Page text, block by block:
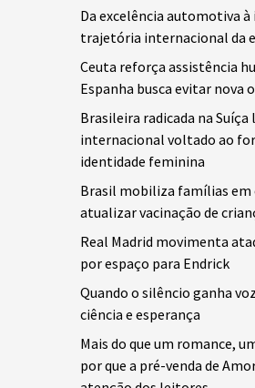
Da excelência automotiva
trajetória internacional da
Ceuta reforça assistência
Espanha busca evitar nova
Brasileira radicada na
internacional voltado ao
identidade feminina
Brasil mobiliza famílias em
atualizar vacinação de
Real Madrid movimenta
por espaço para Endrick
Quando o silêncio ganha
ciência e esperança
Mais do que um romance,
por que a pré-venda de